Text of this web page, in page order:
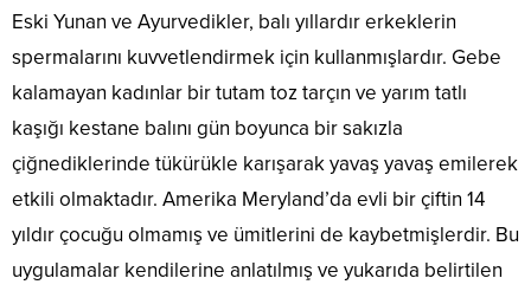
Eski Yunan ve Ayurvedikler, balı yıllardır erkeklerin
spermalarını kuvvetlendirmek için kullanmışlardır. Gebe
kalamayan kadınlar bir tutam toz tarçın ve yarım tatlı
kaşığı kestane balını gün boyunca bir sakızla
çiğnediklerinde tükürükle karışarak yavaş yavaş emilerek
etkili olmaktadır. Amerika Meryland’da evli bir çiftin 14
yıldır çocuğu olmamış ve ümitlerini de kaybetmişlerdir. Bu
uygulamalar kendilerine anlatılmış ve yukarıda belirtilen